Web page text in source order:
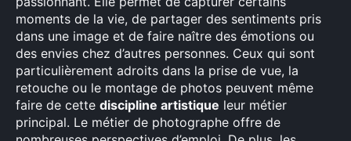
moments de la vie, de partager des sentiments pris
dans une image et de faire naître des émotions ou
des envies chez d’autres personnes. Ceux qui sont
particulièrement adroits dans la prise de vue, la
retouche ou le montage de photos peuvent même
faire de cette discipline artistique leur métier
principal. Le métier de photographe offre de